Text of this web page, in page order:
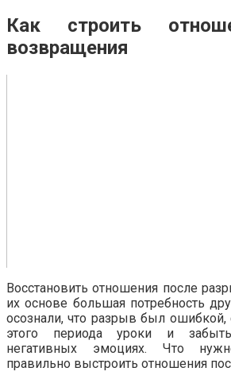
Как строить
возвращения
Восстановить отношения после
их основе большая потребность
осознали, что разрыв был ошибкой,
этого периода уроки и
негативных эмоциях. Что
правильно выстроить отношения